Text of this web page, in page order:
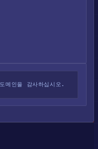
메인을 감사하십시오.